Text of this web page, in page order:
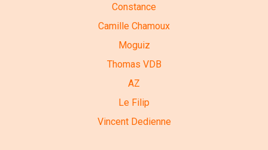
Constance
Camille Chamoux
Moguiz
Thomas VDB
AZ
Le Filip
Vincent Dedienne